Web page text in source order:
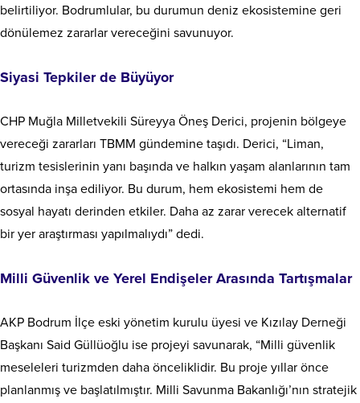
belirtiliyor. Bodrumlular, bu durumun deniz ekosistemine geri
dönülemez zararlar vereceğini savunuyor.
Siyasi Tepkiler de Büyüyor
CHP Muğla Milletvekili Süreyya Öneş Derici, projenin bölgeye
vereceği zararları TBMM gündemine taşıdı. Derici, “Liman,
turizm tesislerinin yanı başında ve halkın yaşam alanlarının tam
ortasında inşa ediliyor. Bu durum, hem ekosistemi hem de
sosyal hayatı derinden etkiler. Daha az zarar verecek alternatif
bir yer araştırması yapılmalıydı” dedi.
Milli Güvenlik ve Yerel Endişeler Arasında Tartışmalar
AKP Bodrum İlçe eski yönetim kurulu üyesi ve Kızılay Derneği
Başkanı Said Güllüoğlu ise projeyi savunarak, “Milli güvenlik
meseleleri turizmden daha önceliklidir. Bu proje yıllar önce
planlanmış ve başlatılmıştır. Milli Savunma Bakanlığı’nın stratejik